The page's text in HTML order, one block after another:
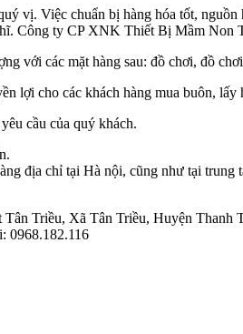
vị. Việc chuẩn bị hàng hóa tốt,
Công ty CP XNK Thiết Bị Mầm
với các mặt hàng sau: đồ chơi, đồ
lợi cho các khách hàng mua buôn, lấy
cầu của quý khách.
địa chỉ tại Hà nội, cũng như tại
Triều, Xã Tân Triều, Huyện
0968.182.116